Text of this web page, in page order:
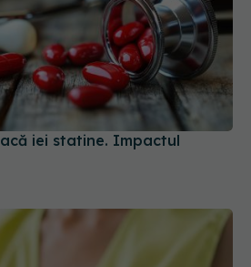
iei statine. Impactul